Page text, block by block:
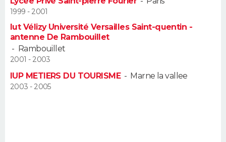
COPAINS D'AVANT
S'inscrire
Se connecter
Lycées
Collèges
Primaires
Universités
Entreprises
Service militaire
Avis de recherche
AVIS DE DÉCÈS
FORUM
Bricolage
Lifestyle
Culture
Sport
Auto
Television
Voyage
Cinema
1999 - 2001
Iut Vélizy Université Versailles Saint-quentin -
antenne De Rambouillet
- Rambouillet
2001 - 2003
IUP METIERS DU TOURISME- Marne la vallee
2003 - 2005